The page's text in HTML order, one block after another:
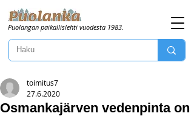
Puolangan paikallislehti vuodesta 1983.
Osmankajärven vedenpinta on
toimitus7
27.6.2020